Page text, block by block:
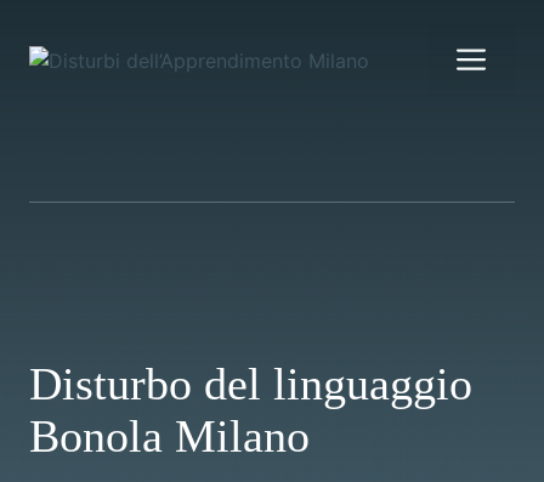
contenuto
Disturbo del linguaggio
Bonola Milano